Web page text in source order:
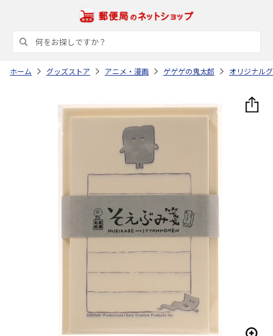
ホーム グッズストア アニメ・漫画 ゲゲゲの鬼太郎 オリジナル